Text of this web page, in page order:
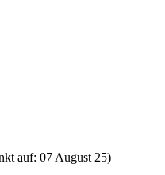
auf: 07 August 25)